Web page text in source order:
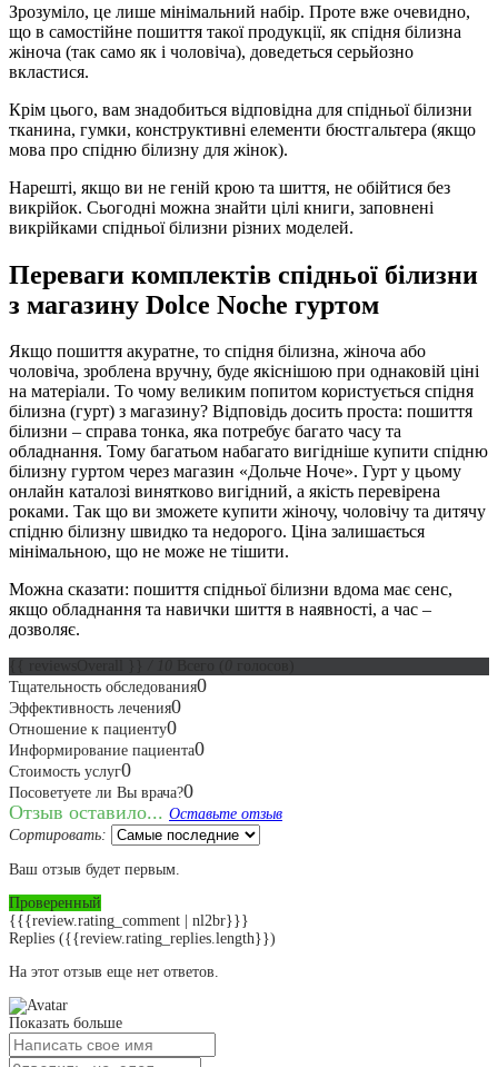
Зрозуміло, це лише мінімальний набір. Проте вже очевидно,
що в самостійне пошиття такої продукції, як спідня білизна
жіноча (так само як і чоловіча), доведеться серьйозно
вкластися.
Крім цього, вам знадобиться відповідна для спідньої білизни
тканина, гумки, конструктивні елементи бюстгальтера (якщо
мова про спідню білизну для жінок).
Нарешті, якщо ви не геній крою та шиття, не обійтися без
викрійок. Сьогодні можна знайти цілі книги, заповнені
викрійками спідньої білизни різних моделей.
Переваги комплектів спідньої білизни
з магазину Dolce Noche гуртом
Якщо пошиття акуратне, то спідня білизна, жіноча або
чоловіча, зроблена вручну, буде якіснішою при однаковій ціні
на матеріали. То чому великим попитом користується спідня
білизна (гурт) з магазину? Відповідь досить проста: пошиття
білизни – справа тонка, яка потребує багато часу та
обладнання. Тому багатьом набагато вигідніше купити спідню
білизну гуртом через магазин «Дольче Ноче». Гурт у цьому
онлайн каталозі винятково вигідний, а якість перевірена
роками. Так що ви зможете купити жіночу, чоловічу та дитячу
спідню білизну швидко та недорого. Ціна залишається
мінімальною, що не може не тішити.
Можна сказати: пошиття спідньої білизни вдома має сенс,
якщо обладнання та навички шиття в наявності, а час –
дозволяє.
Тщательность обследования0
Эффективность лечения0
Отношение к пациенту0
Информирование пациента0
Стоимость услуг0
Посоветуете ли Вы врача?0
Отзыв оставило... Оставьте отзыв
Сортировать:
Ваш отзыв будет первым.
Проверенный
{{{review.rating_comment | nl2br}}}
Replies ({{review.rating_replies.length}})
На этот отзыв еще нет ответов.
Показать больше